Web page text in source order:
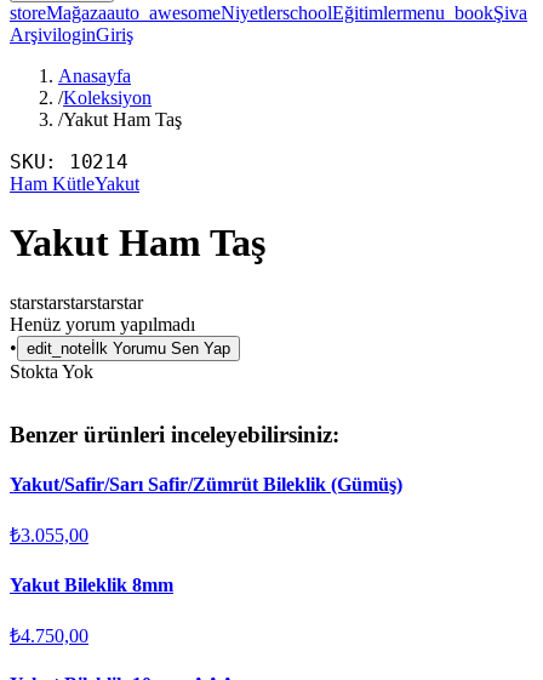
storeMağazaauto_awesomeNiyetlerschoolEğitimlermenu_bookŞiva
ArşiviloginGiriş
Anasayfa
/Koleksiyon
/Yakut Ham Taş
SKU: 10214
Ham KütleYakut
Yakut Ham Taş
starstarstarstarstar
Henüz yorum yapılmadı
• edit_note İlk Yorumu Sen Yap
Stokta Yok
Benzer ürünleri inceleyebilirsiniz:
Yakut/Safir/Sarı Safir/Zümrüt Bileklik (Gümüş)
₺3.055,00
Yakut Bileklik 8mm
₺4.750,00